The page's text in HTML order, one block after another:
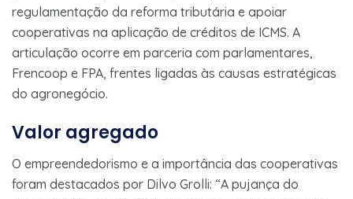
regulamentação da reforma tributária e apoiar
cooperativas na aplicação de créditos de ICMS. A
articulação ocorre em parceria com parlamentares,
Frencoop e FPA, frentes ligadas às causas estratégicas
do agronegócio.
Valor agregado
O empreendedorismo e a importância das cooperativas
foram destacados por Dilvo Grolli: “A pujança do